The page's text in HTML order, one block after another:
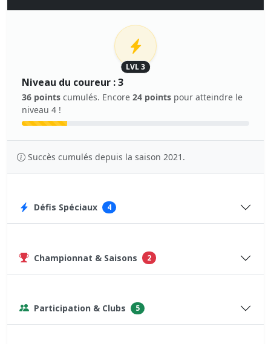
LVL 3
Niveau du coureur : 3
36 points cumulés. Encore 24 points pour atteindre le
niveau 4 !
Succès cumulés depuis la saison 2021.
Défis Spéciaux 4
Championnat & Saisons 2
Participation & Clubs 5